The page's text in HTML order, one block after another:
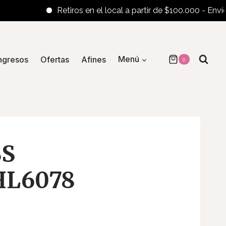
Retiros en el local a partir de $100.000 - Envíos al
Ofertas Afines Menú 0